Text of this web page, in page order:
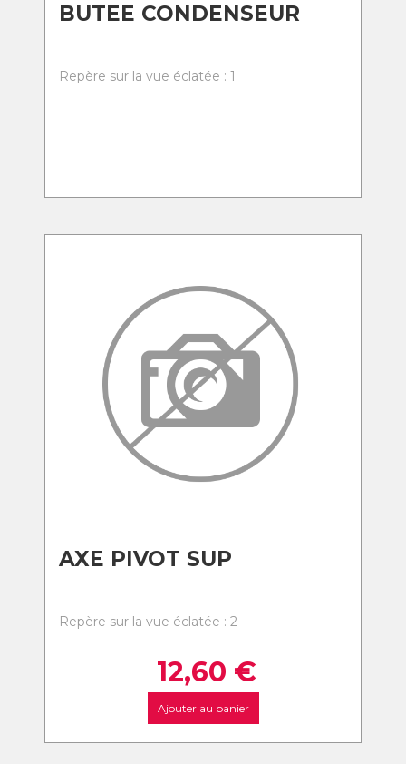
BUTEE CONDENSEUR
Repère sur la vue éclatée : 1
AXE PIVOT SUP
Repère sur la vue éclatée : 2
12,60 €
Ajouter au panier